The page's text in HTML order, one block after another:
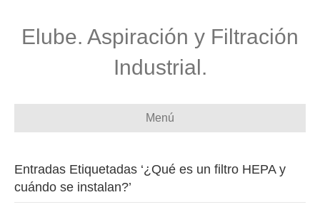
Elube. Aspiración y Filtración
Industrial.
Menú
Entradas Etiquetadas ‘¿Qué es un filtro HEPA y
cuándo se instalan?’